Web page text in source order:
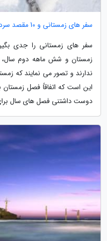
سفر های زمستانی و 10 مقصد سرد و گرم داخلی
سفر های زمستانی را جدی
زمستان و شش ماهه دوم سال،
ندارند و تصور می نمایند که
این است که اتفاقاً فصل
دوست داشتنی فصل های سال